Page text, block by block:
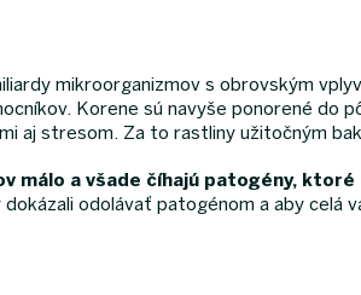
mikroorganizmov s obrovským
Korene sú navyše ponorené do
aj stresom. Za to rastliny užitočným
málo a všade číhajú patogény,
odolávať patogénom a aby celá